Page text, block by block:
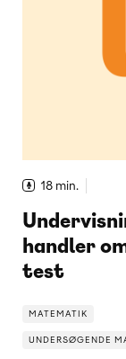
18 min.
handler
test
MATEMATIK
UNDERSØGENDE